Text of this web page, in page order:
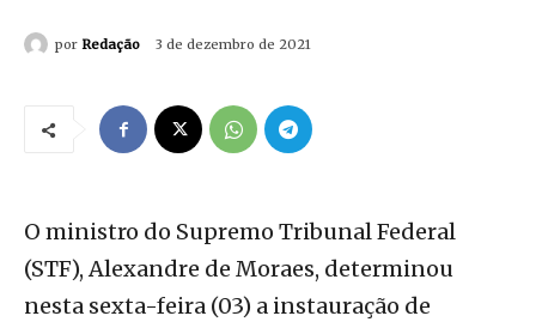
por Redação 3 de dezembro de 2021
O ministro do Supremo Tribunal Federal
(STF), Alexandre de Moraes, determinou
nesta sexta-feira (03) a instauração de